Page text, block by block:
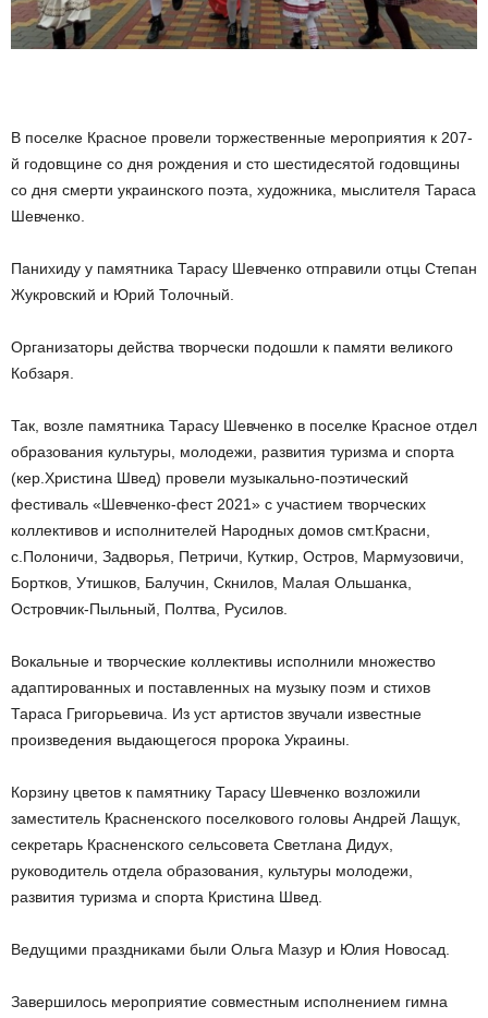
В поселке Красное провели торжественные мероприятия к 207-
й годовщине со дня рождения и сто шестидесятой годовщины
со дня смерти украинского поэта, художника, мыслителя Тараса
Шевченко.
Панихиду у памятника Тарасу Шевченко отправили отцы Степан
Жукровский и Юрий Толочный.
Организаторы действа творчески подошли к памяти великого
Кобзаря.
Так, возле памятника Тарасу Шевченко в поселке Красное отдел
образования культуры, молодежи, развития туризма и спорта
(кер.Христина Швед) провели музыкально-поэтический
фестиваль «Шевченко-фест 2021» с участием творческих
коллективов и исполнителей Народных домов смт.Красни,
с.Полоничи, Задворья, Петричи, Куткир, Остров, Мармузовичи,
Бортков, Утишков, Балучин, Скнилов, Малая Ольшанка,
Островчик-Пыльный, Полтва, Русилов.
Вокальные и творческие коллективы исполнили множество
адаптированных и поставленных на музыку поэм и стихов
Тараса Григорьевича. Из уст артистов звучали известные
произведения выдающегося пророка Украины.
Корзину цветов к памятнику Тарасу Шевченко возложили
заместитель Красненского поселкового головы Андрей Лащук,
секретарь Красненского сельсовета Светлана Дидух,
руководитель отдела образования, культуры молодежи,
развития туризма и спорта Кристина Швед.
Ведущими праздниками были Ольга Мазур и Юлия Новосад.
Завершилось мероприятие совместным исполнением гимна